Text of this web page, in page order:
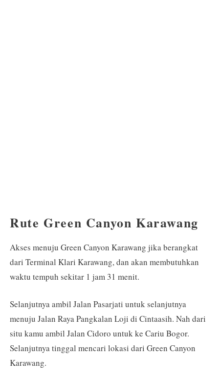
Rute Green Canyon Karawang
Akses menuju Green Canyon Karawang jika berangkat
dari Terminal Klari Karawang, dan akan membutuhkan
waktu tempuh sekitar 1 jam 31 menit.
Selanjutnya ambil Jalan Pasarjati untuk selanjutnya
menuju Jalan Raya Pangkalan Loji di Cintaasih. Nah dari
situ kamu ambil Jalan Cidoro untuk ke Cariu Bogor.
Selanjutnya tinggal mencari lokasi dari Green Canyon
Karawang.